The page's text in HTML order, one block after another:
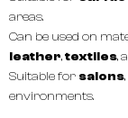
areas.
Can be used on
leather,textiles,
Suitable for salons,
environments.